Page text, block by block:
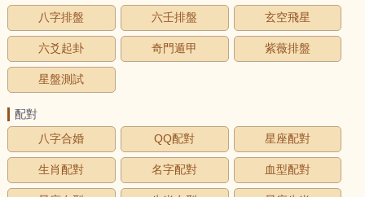
八字排盤
六壬排盤 玄空飛星
六爻起卦 奇門遁甲 紫薇排盤
星盤測試
配對
八字合婚
QQ配對 星座配對
生肖配對 名字配對 血型配對